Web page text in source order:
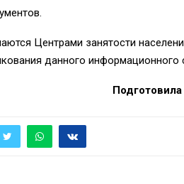
Центрами занятости
данного